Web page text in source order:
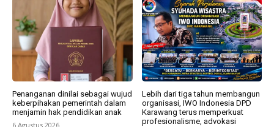
Penanganan dinilai sebagai wujud
keberpihakan pemerintah dalam
menjamin hak pendidikan anak
6 Agustus 2026
Lebih dari tiga tahun membangun
organisasi, IWO Indonesia DPD
Karawang terus memperkuat
profesionalisme, advokasi